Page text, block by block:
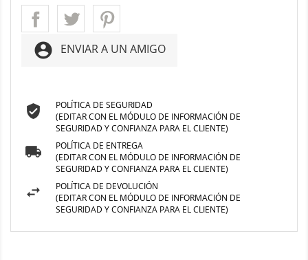
account_circle ENVIAR A UN AMIGO
POLÍTICA DE SEGURIDAD
(EDITAR CON EL MÓDULO DE INFORMACIÓN DE
SEGURIDAD Y CONFIANZA PARA EL CLIENTE)
POLÍTICA DE ENTREGA
(EDITAR CON EL MÓDULO DE INFORMACIÓN DE
SEGURIDAD Y CONFIANZA PARA EL CLIENTE)
POLÍTICA DE DEVOLUCIÓN
(EDITAR CON EL MÓDULO DE INFORMACIÓN DE
SEGURIDAD Y CONFIANZA PARA EL CLIENTE)